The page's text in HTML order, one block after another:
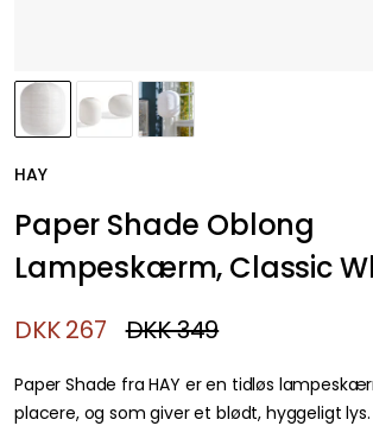
HAY
Paper Shade Oblong
Lampeskærm, Classic
DKK 267 DKK 349
Paper Shade fra HAY er en tidløs
placere, og som giver et blødt, hyggeligt lys.